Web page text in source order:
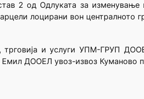
2 од Одлуката за
лоцирани вон централното
трговија и услуги УПМ-ГРУП
ДООЕЛ увоз-извоз